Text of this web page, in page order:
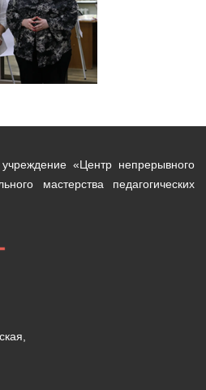
«Центр непрерывного
мастерства педагогических